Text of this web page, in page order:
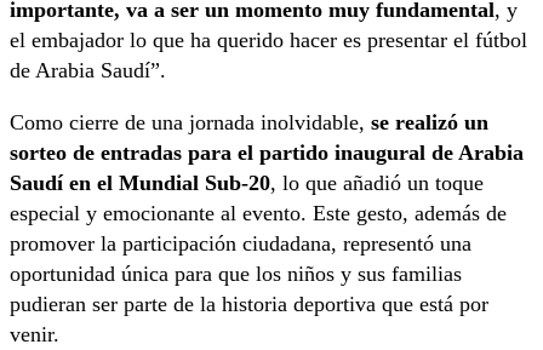
importante, va a ser un momento muy fundamental, y
el embajador lo que ha querido hacer es presentar el fútbol
de Arabia Saudí”.
Como cierre de una jornada inolvidable, se realizó un
sorteo de entradas para el partido inaugural de Arabia
Saudí en el Mundial Sub-20, lo que añadió un toque
especial y emocionante al evento. Este gesto, además de
promover la participación ciudadana, representó una
oportunidad única para que los niños y sus familias
pudieran ser parte de la historia deportiva que está por
venir.